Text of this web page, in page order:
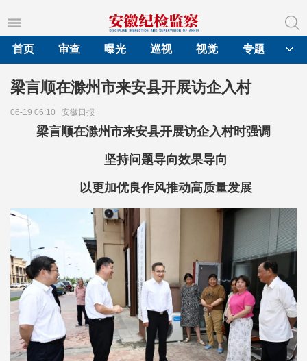
首页
审查 曝光 巡视 视觉 专题
梁言顺在滁州市来安县开展访企入村
06-19 06:10 安徽日报
梁言顺在滁州市来安县开展访企入村时强调
坚持问题导向效果导向
以更加优良作风推动高质量发展